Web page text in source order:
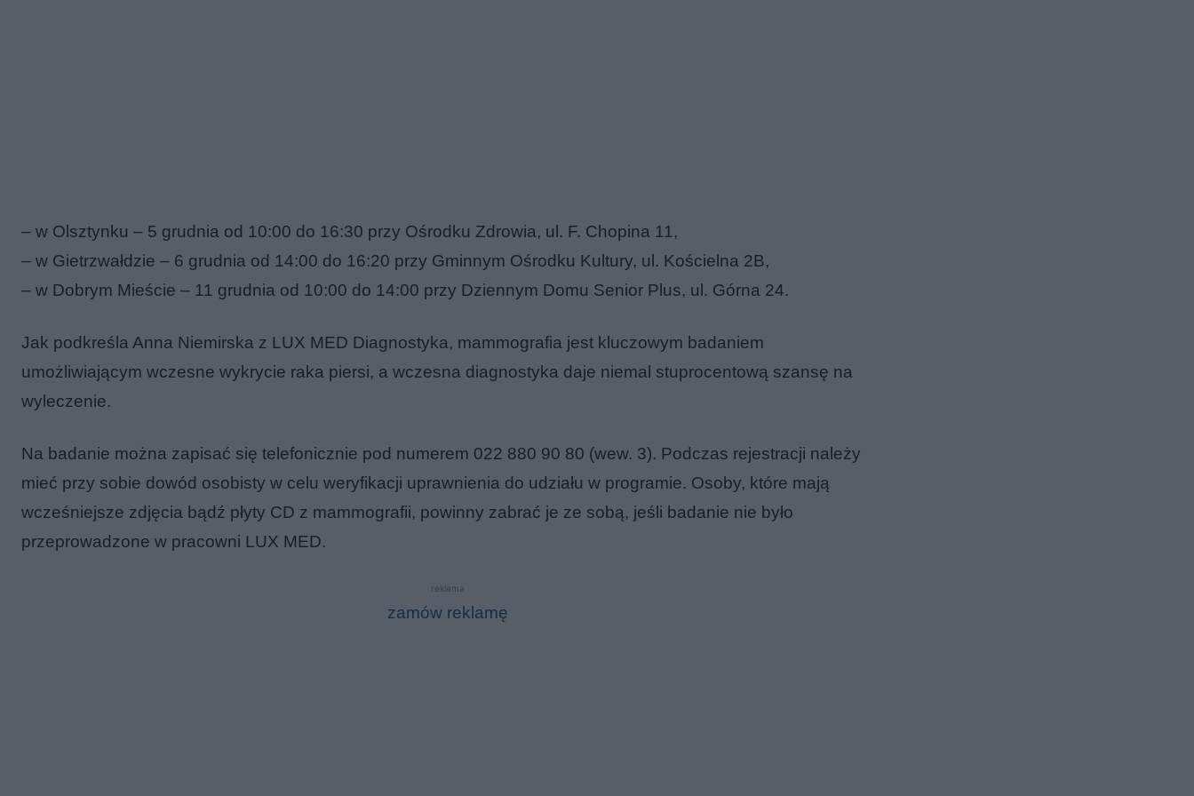
– w Olsztynku – 5 grudnia od 10:00 do 16:30 przy Ośrodku Zdrowia, ul. F. Chopina 11,
– w Gietrzwałdzie – 6 grudnia od 14:00 do 16:20 przy Gminnym Ośrodku Kultury, ul. Kościelna 2B,
– w Dobrym Mieście – 11 grudnia od 10:00 do 14:00 przy Dziennym Domu Senior Plus, ul. Górna 24.
Jak podkreśla Anna Niemirska z LUX MED Diagnostyka, mammografia jest kluczowym badaniem
umożliwiającym wczesne wykrycie raka piersi, a wczesna diagnostyka daje niemal stuprocentową szansę na
wyleczenie.
Na badanie można zapisać się telefonicznie pod numerem 022 880 90 80 (wew. 3). Podczas rejestracji należy
mieć przy sobie dowód osobisty w celu weryfikacji uprawnienia do udziału w programie. Osoby, które mają
wcześniejsze zdjęcia bądź płyty CD z mammografii, powinny zabrać je ze sobą, jeśli badanie nie było
przeprowadzone w pracowni LUX MED.
reklama
zamów reklamę